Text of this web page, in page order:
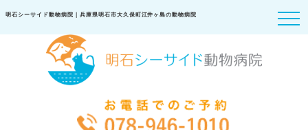
明石シーサイド動物病院｜兵庫県明石市大久保町江井ヶ島の動物病院